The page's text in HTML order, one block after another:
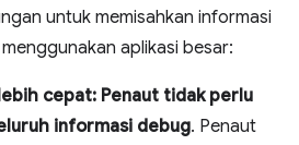
untuk memisahkan informasi
aplikasi besar:
cepat: Penaut tidak perlu
informasi debug. Penaut